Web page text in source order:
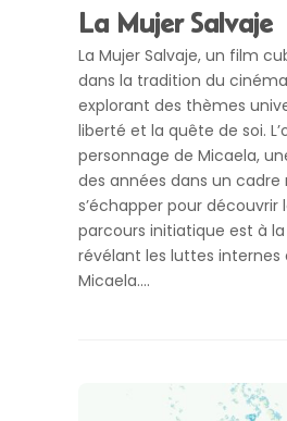
La Mujer Salvaje
La Mujer Salvaje, un film
dans la tradition du
explorant des thèmes
liberté et la quête de soi.
personnage de Micaela,
des années dans un
s’échapper pour découvrir
parcours initiatique est à
révélant les luttes internes
Micaela....